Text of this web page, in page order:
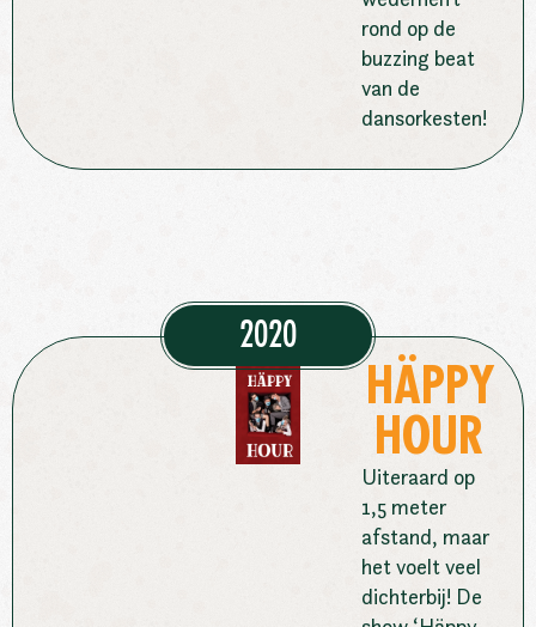
rond op de
buzzing beat
van de
dansorkesten!
2020
HÄPPY
HOUR
Uiteraard op
1,5 meter
afstand, maar
het voelt veel
dichterbij! De